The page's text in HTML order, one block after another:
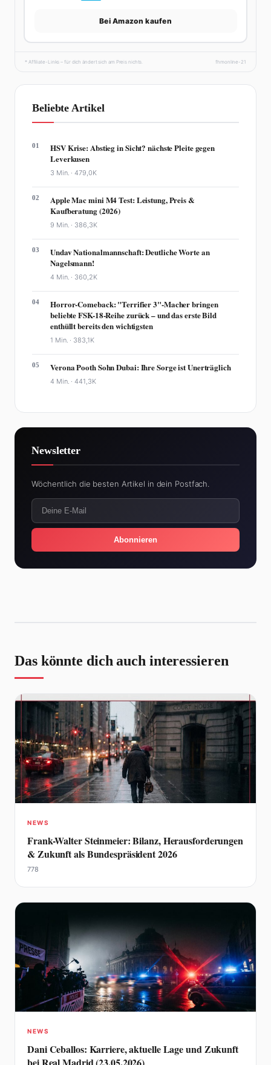
Bei Amazon kaufen
* Affiliate-Links – für dich ändert sich am Preis nichts. fhmonline-21
Beliebte Artikel
01
HSV Krise: Abstieg in Sicht? nächste Pleite gegen
Leverkusen
3 Min. ·479,0K
02
Apple Mac mini M4 Test: Leistung, Preis &
Kaufberatung (2026)
9 Min. · 386,3K
03
Undav Nationalmannschaft: Deutliche Worte an
Nagelsmann!
4 Min. · 360,2K
04
Horror-Comeback: "Terrifier 3"-Macher bringen
beliebte FSK-18-Reihe zurück – und das erste Bild
enthüllt bereits den wichtigsten
1 Min. · 383,1K
05 Verona Pooth Sohn Dubai: Ihre Sorge ist Unerträglich
4 Min. ·441,3K
Newsletter
Wöchentlich die besten Artikel in dein Postfach.
Abonnieren
Das könnte dich auch interessieren
NEWS
Frank-Walter Steinmeier: Bilanz, Herausforderungen
& Zukunft als Bundespräsident 2026
778
NEWS
Dani Ceballos: Karriere, aktuelle Lage und Zukunft